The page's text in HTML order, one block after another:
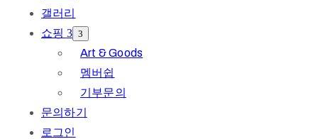
갤러리
쇼핑
Art & Goods
멤버쉽
기부문의
문의하기
로그인